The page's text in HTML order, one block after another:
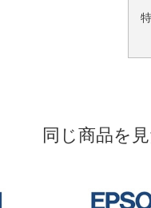
同じ商品を